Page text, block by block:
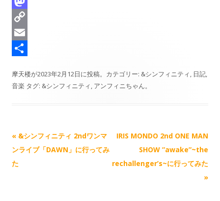
a
d
s
e
s
k
c
e
b
o
n
e
M
a
s
o
C
o
y
E
a
有
摩天楼が2023年2月12日に投稿。カテゴリー: &シンフィニティ, 日記,
音楽 タグ: &シンフィニティ, アンフィニちゃん。
記
事
ナ
« &シンフィニティ 2ndワンマ
ンライブ「DAWN」に行ってみ
た
IRIS MONDO 2nd ONE MAN
SHOW ”awake”~the
rechallenger’s~に行ってみた
»